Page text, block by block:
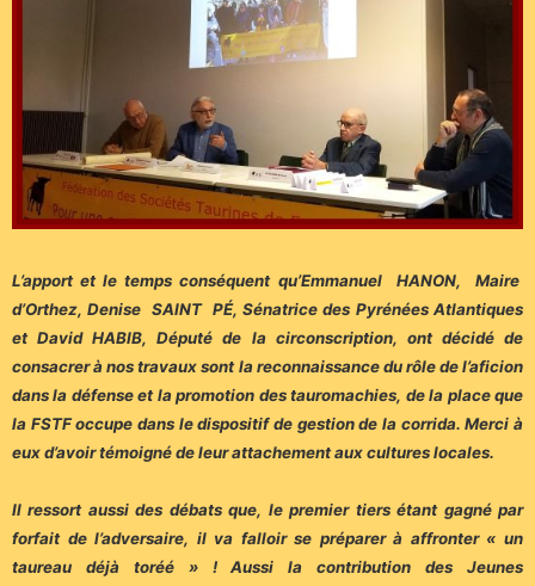
L’apport et le temps conséquent qu’Emmanuel HANON, Maire
d’Orthez, Denise SAINT PÉ, Sénatrice des Pyrénées Atlantiques
et David HABIB, Député de la circonscription, ont décidé de
consacrer à nos travaux sont la reconnaissance du rôle de l’aficion
dans la défense et la promotion des tauromachies, de la place que
la FSTF occupe dans le dispositif de gestion de la corrida. Merci à
eux d’avoir témoigné de leur attachement aux cultures locales.
Il ressort aussi des débats que, le premier tiers étant gagné par
forfait de l’adversaire, il va falloir se préparer à affronter « un
taureau déjà toréé » ! Aussi la contribution des Jeunes